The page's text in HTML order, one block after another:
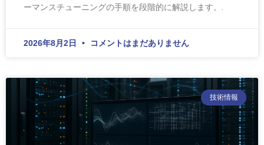
ーマンスチューニングの手順を段階的に解説します。.
2026年8月2日 コメントはまだありません
技術情報